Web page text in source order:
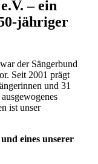
– ein
jähriger
der Sängerbund
Seit 2001 prägt
und 31
ist unser
eines unserer